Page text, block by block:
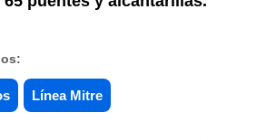
Línea Mitre